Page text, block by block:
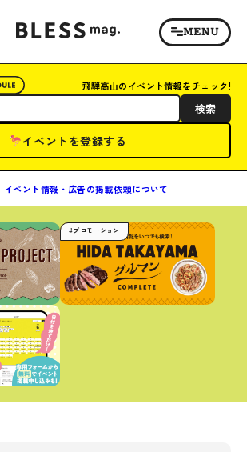
飛騨高山のイベント情報をチェック!
検索
イベントを登録する
イベント情報・広告の掲載依頼について
#プロモーション